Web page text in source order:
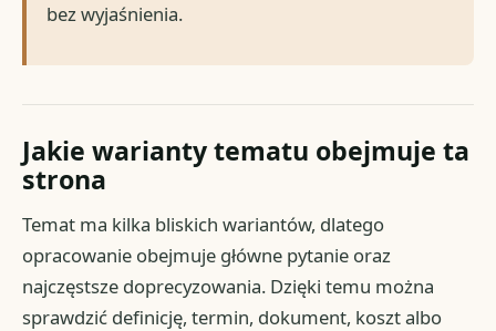
bez wyjaśnienia.
Jakie warianty tematu obejmuje ta
strona
Temat ma kilka bliskich wariantów, dlatego
opracowanie obejmuje główne pytanie oraz
najczęstsze doprecyzowania. Dzięki temu można
sprawdzić definicję, termin, dokument, koszt albo